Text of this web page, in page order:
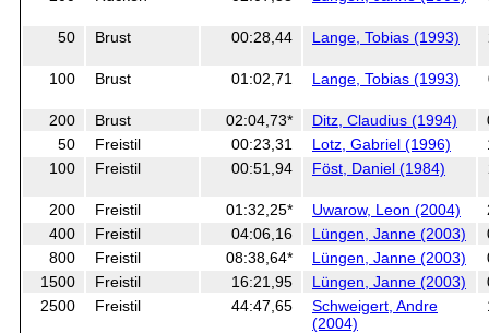
50 Brust 00:28,44 Lange, Tobias (1993)
100 Brust 01:02,71 Lange, Tobias (1993)
200 Brust 02:04,73* Ditz, Claudius (1994)
50
Freistil 00:23,31 Lotz, Gabriel (1996)
100
Freistil 00:51,94 Föst, Daniel (1984)
200 Freistil 01:32,25* Uwarow, Leon (2004)
400
Freistil 04:06,16 Lüngen, Janne (2003)
800
Freistil 08:38,64* Lüngen, Janne (2003)
1500
Freistil 16:21,95 Lüngen, Janne (2003)
2500
Freistil 44:47,65
Schweigert, Andre
(2004)